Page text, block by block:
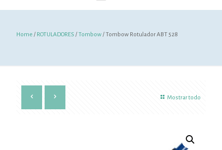
Home / ROTULADORES /Tombow/ Tombow Rotulador ABT 528
Mostrar todo